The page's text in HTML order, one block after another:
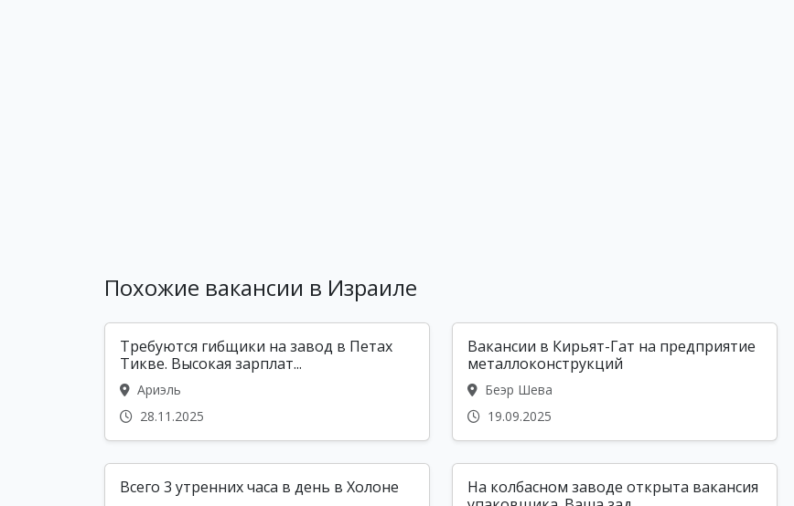
Похожие вакансии в Израиле
Требуются гибщики на завод в Петах
Тикве. Высокая зарплат...
Ариэль
28.11.2025
Вакансии в Кирьят-Гат на предприятие
металлоконструкций
Беэр Шева
19.09.2025
Всего 3 утренних часа в день в Холоне
На колбасном заводе открыта вакансия